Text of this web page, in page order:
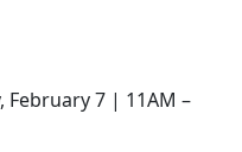
February 7 | 11AM –